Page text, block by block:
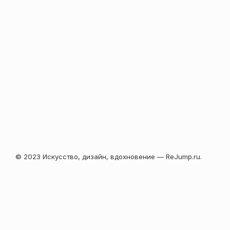
© 2023 Искусство, дизайн, вдохновение — ReJump.ru.